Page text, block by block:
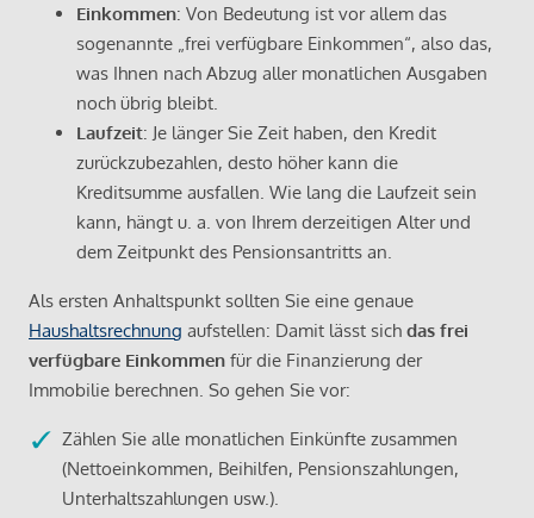
Einkommen: Von Bedeutung ist vor allem das
sogenannte „frei verfügbare Einkommen“, also das,
was Ihnen nach Abzug aller monatlichen Ausgaben
noch übrig bleibt.
Laufzeit: Je länger Sie Zeit haben, den Kredit
zurückzubezahlen, desto höher kann die
Kreditsumme ausfallen. Wie lang die Laufzeit sein
kann, hängt u. a. von Ihrem derzeitigen Alter und
dem Zeitpunkt des Pensionsantritts an.
Als ersten Anhaltspunkt sollten Sie eine genaue
Haushaltsrechnung aufstellen: Damit lässt sich das frei
verfügbare Einkommen für die Finanzierung der
Immobilie berechnen. So gehen Sie vor:
Zählen Sie alle monatlichen Einkünfte zusammen
(Nettoeinkommen, Beihilfen, Pensionszahlungen,
Unterhaltszahlungen usw.).